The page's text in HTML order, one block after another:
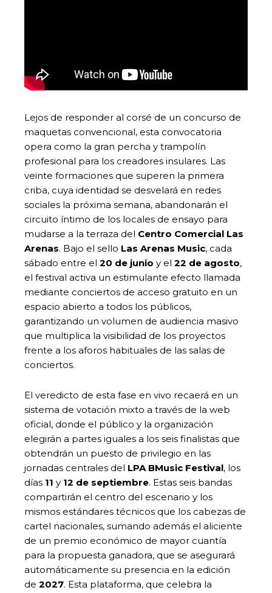
Lejos de responder al corsé de un concurso de
maquetas convencional, esta convocatoria
opera como la gran percha y trampolín
profesional para los creadores insulares. Las
veinte formaciones que superen la primera
criba, cuya identidad se desvelará en redes
sociales la próxima semana, abandonarán el
circuito íntimo de los locales de ensayo para
mudarse a la terraza del Centro Comercial Las
Arenas. Bajo el sello Las Arenas Music, cada
sábado entre el 20 de junio y el 22 de agosto,
el festival activa un estimulante efecto llamada
mediante conciertos de acceso gratuito en un
espacio abierto a todos los públicos,
garantizando un volumen de audiencia masivo
que multiplica la visibilidad de los proyectos
frente a los aforos habituales de las salas de
conciertos.
El veredicto de esta fase en vivo recaerá en un
sistema de votación mixto a través de la web
oficial, donde el público y la organización
elegirán a partes iguales a los seis finalistas que
obtendrán un puesto de privilegio en las
jornadas centrales del LPA BMusic Festival, los
días 11 y 12 de septiembre. Estas seis bandas
compartirán el centro del escenario y los
mismos estándares técnicos que los cabezas de
cartel nacionales, sumando además el aliciente
de un premio económico de mayor cuantía
para la propuesta ganadora, que se asegurará
automáticamente su presencia en la edición
de 2027. Esta plataforma, que celebra la